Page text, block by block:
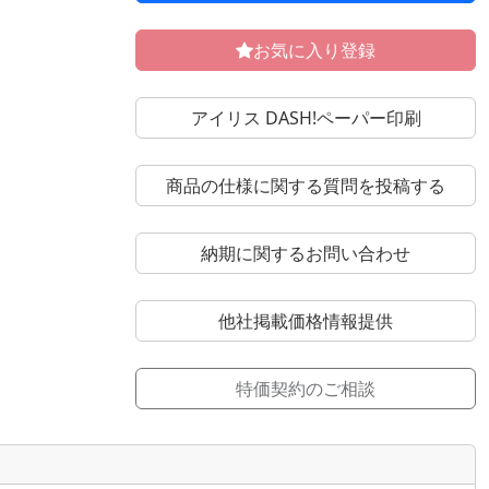
お気に入り登録
アイリス DASH!ペーパー印刷
商品の仕様に関する質問を投稿する
納期に関するお問い合わせ
他社掲載価格情報提供
特価契約のご相談